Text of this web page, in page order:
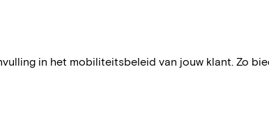
in het mobiliteitsbeleid van jouw klant. Zo